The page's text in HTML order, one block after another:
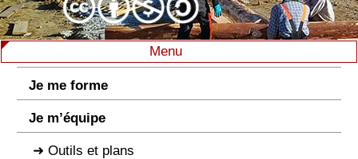
Menu
Je me forme
Je m’équipe
Outils et plans